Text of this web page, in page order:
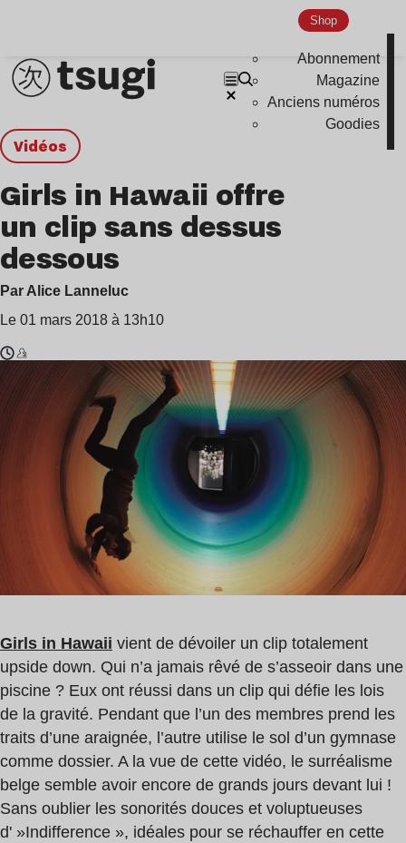
Shop
Abonnement
Magazine
Anciens numéros
Goodies
Vidéos
Girls in Hawaii offre
un clip sans dessus
dessous
Par Alice Lanneluc
Le 01 mars 2018 à 13h10
Girls in Hawaii vient de dévoiler un clip totalement
upside down. Qui n’a jamais rêvé de s’asseoir dans une
piscine ? Eux ont réussi dans un clip qui défie les lois
de la gravité. Pendant que l’un des membres prend les
traits d’une araignée, l’autre utilise le sol d’un gymnase
comme dossier. A la vue de cette vidéo, le surréalisme
belge semble avoir encore de grands jours devant lui !
Sans oublier les sonorités douces et voluptueuses
d' »Indifference », idéales pour se réchauffer en cette